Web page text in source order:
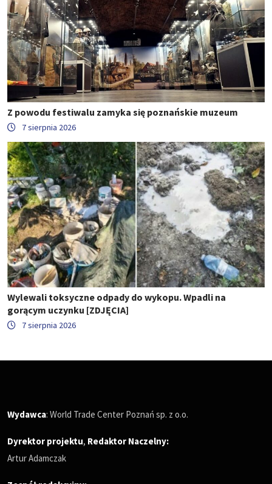
Z powodu festiwalu zamyka się poznańskie muzeum
7 sierpnia 2026
Wylewali toksyczne odpady do wykopu. Wpadli na
gorącym uczynku [ZDJĘCIA]
7 sierpnia 2026
Wydawca: World Trade Center Poznań sp. z o.o.
Dyrektor projektu, Redaktor Naczelny:
Artur Adamczak